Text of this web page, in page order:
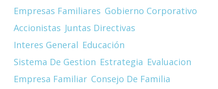
Empresas Familiares Gobierno Corporativo
Accionistas Juntas Directivas
Interes General Educación
Sistema De Gestion Estrategia Evaluacion
Empresa Familiar Consejo De Familia